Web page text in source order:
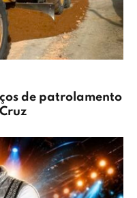
de patrolamento